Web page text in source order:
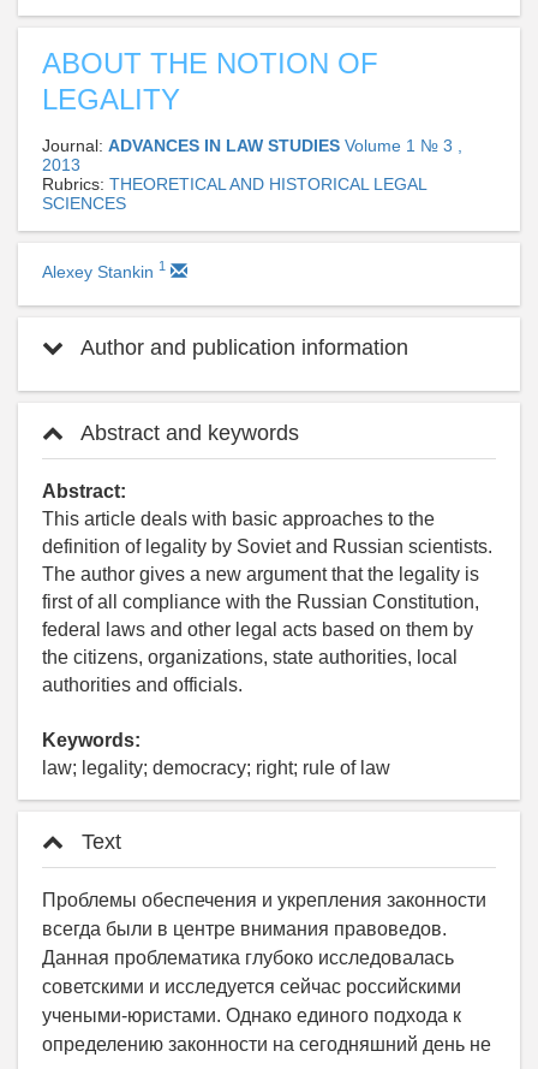
ABOUT THE NOTION OF
LEGALITY
Journal: ADVANCES IN LAW STUDIES Volume 1 № 3 ,
2013
Rubrics: THEORETICAL AND HISTORICAL LEGAL
SCIENCES
Alexey Stankin 1
Author and publication information
Abstract and keywords
Abstract:
This article deals with basic approaches to the
definition of legality by Soviet and Russian scientists.
The author gives a new argument that the legality is
first of all compliance with the Russian Constitution,
federal laws and other legal acts based on them by
the citizens, organizations, state authorities, local
authorities and officials.
Keywords:
law; legality; democracy; right; rule of law
Text
Проблемы обеспечения и укрепления законности
всегда были в центре внимания правоведов.
Данная проблематика глубоко исследовалась
советскими и исследуется сейчас российскими
учеными-юристами. Однако единого подхода к
определению законности на сегодняшний день не